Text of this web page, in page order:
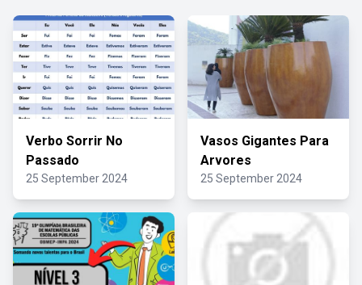
Verbo Sorrir No
Passado
25 September 2024
Vasos Gigantes Para
Arvores
25 September 2024